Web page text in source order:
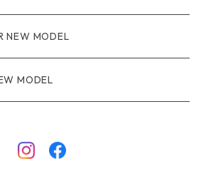
NEW MODEL
MODEL